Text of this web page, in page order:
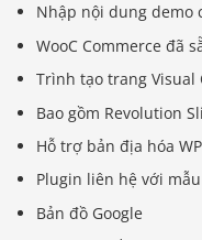
Nhập nội dung demo
WooC Commerce đã
Trình tạo trang Visual
Bao gồm Revolution
Hỗ trợ bản địa hóa
Plugin liên hệ với
Bản đồ Google